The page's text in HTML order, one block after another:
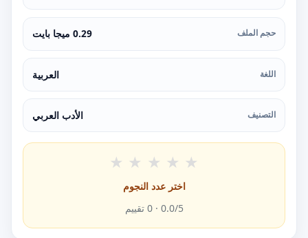
حجم الملف 0.29 ميجا بايت
اللغة العربية
التصنيف الأدب العربي
★ ★ ★ ★ ★
اختر عدد النجوم
0.0/5 ·
0 تقييم